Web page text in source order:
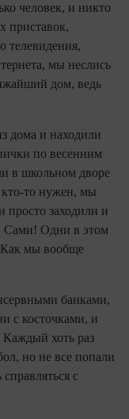
человек, и никто
приставок,
телевидения,
мы неслись
дом, ведь
дома и находили
по весенним
в школьном дворе
кто-то нужен, мы
просто заходили и
Сами! Одни в этом
Как мы вообще
банками,
с косточками, и
Каждый хоть раз
но не все попали
с